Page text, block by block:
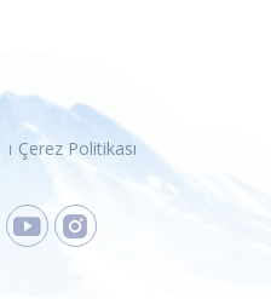
Çerez Politikası